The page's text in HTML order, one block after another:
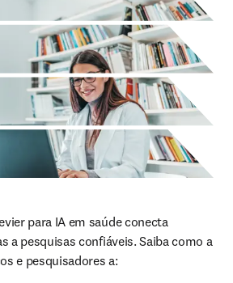
para IA em saúde conecta
a pesquisas confiáveis. Saiba como a
e pesquisadores a: